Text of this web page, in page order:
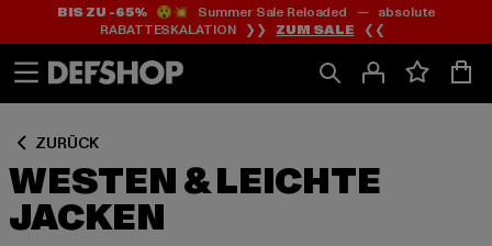
Zum
Inhalt
springen
Zum
Fußzeile
springen
BIS ZU -65%😲💥 Summer Sale Reloaded — absolute
RABATTESKALATION ❯❯ ZUM SALE ❮❮
ZURÜCK
WESTEN & LEICHTE
JACKEN
Zum
Produktraster
springen